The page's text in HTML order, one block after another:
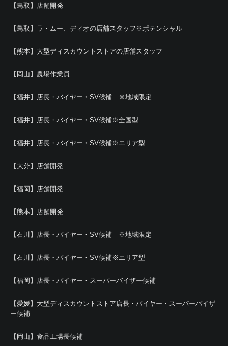
【鳥取】店舗開発
【鳥取】ラ・ムー、ディオの店舗スタッフ※ポテンシャル
【熊本】大型ディスカウントストアの店舗スタッフ
【岡山】農場作業員
【福井】店長・バイヤー・SV候補 ※地域限定
【福井】店長・バイヤー・SV候補※全国型
【福井】店長・バイヤー・SV候補※エリア型
【大分】店舗開発
【福岡】店舗開発
【熊本】店舗開発
【石川】店長・バイヤー・SV候補 ※地域限定
【石川】店長・バイヤー・SV候補※エリア型
【福岡】店長・バイヤー・スーパーバイザー候補
【愛媛】大型ディスカウントストア店長・バイヤー・スーパーバイザ
ー候補
【岡山】食品工場長候補